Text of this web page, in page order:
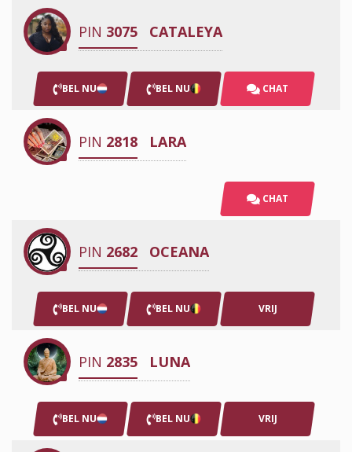
PIN 3075 CATALEYA
BEL NU BEL NU CHAT
PIN 2818 LARA
CHAT
PIN 2682 OCEANA
BEL NU BEL NU VRIJ
PIN 2835 LUNA
BEL NU BEL NU VRIJ